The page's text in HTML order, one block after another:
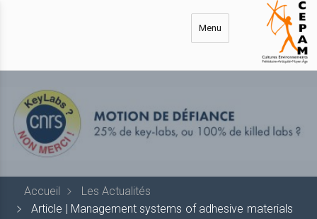
Menu
Accueil
Les Actualités
Article | Management systems of adhesive materials